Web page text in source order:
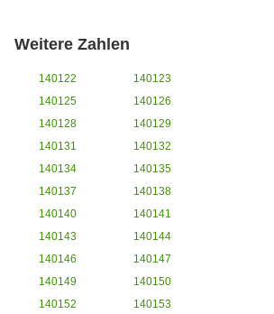
Weitere Zahlen
140122
140123
140125
140126
140128
140129
140131
140132
140134
140135
140137
140138
140140
140141
140143
140144
140146
140147
140149
140150
140152
140153